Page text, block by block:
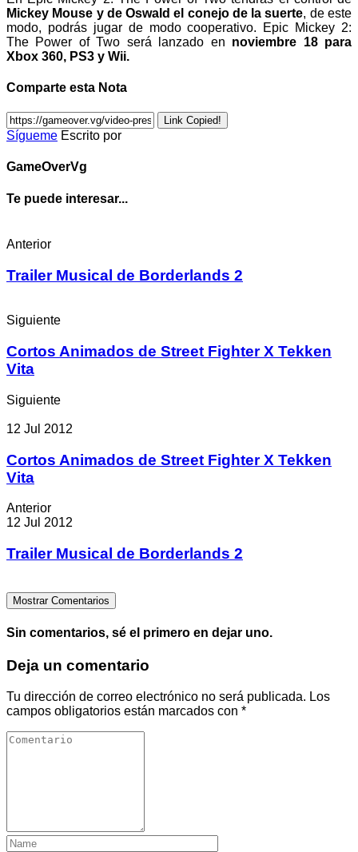
Mickey Mouse y de Oswald el conejo de la suerte, de este
modo, podrás jugar de modo cooperativo. Epic Mickey 2:
The Power of Two será lanzado en noviembre 18 para
Xbox 360, PS3 y Wii.
Comparte esta Nota
Link Copied!
Sígueme Escrito por
GameOverVg
Te puede interesar...
Anterior
Trailer Musical de Borderlands 2
Siguiente
Cortos Animados de Street Fighter X Tekken
Vita
Siguiente
12 Jul 2012
Cortos Animados de Street Fighter X Tekken
Vita
Anterior
12 Jul 2012
Trailer Musical de Borderlands 2
Mostrar Comentarios
Sin comentarios, sé el primero en dejar uno.
Deja un comentario
Tu dirección de correo electrónico no será publicada. Los
campos obligatorios están marcados con *